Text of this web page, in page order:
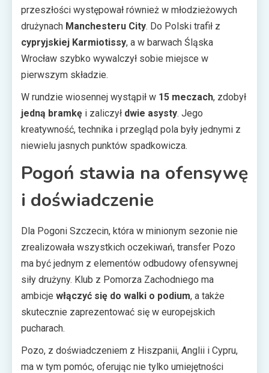
przeszłości występował również w młodzieżowych
drużynach Manchesteru City. Do Polski trafił z
cypryjskiej Karmiotissy, a w barwach Śląska
Wrocław szybko wywalczył sobie miejsce w
pierwszym składzie.
W rundzie wiosennej wystąpił w 15 meczach, zdobył
jedną bramkę i zaliczył dwie asysty. Jego
kreatywność, technika i przegląd pola były jednymi z
niewielu jasnych punktów spadkowicza.
Pogoń stawia na ofensywę
i doświadczenie
Dla Pogoni Szczecin, która w minionym sezonie nie
zrealizowała wszystkich oczekiwań, transfer Pozo
ma być jednym z elementów odbudowy ofensywnej
siły drużyny. Klub z Pomorza Zachodniego ma
ambicje włączyć się do walki o podium, a także
skutecznie zaprezentować się w europejskich
pucharach.
Pozo, z doświadczeniem z Hiszpanii, Anglii i Cypru,
ma w tym pomóc, oferując nie tylko umiejętności